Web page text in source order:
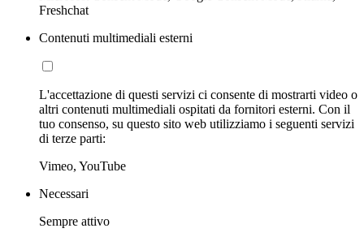
Freshchat
Contenuti multimediali esterni
L'accettazione di questi servizi ci consente di mostrarti video o
altri contenuti multimediali ospitati da fornitori esterni. Con il
tuo consenso, su questo sito web utilizziamo i seguenti servizi
di terze parti:
Vimeo, YouTube
Necessari
Sempre attivo